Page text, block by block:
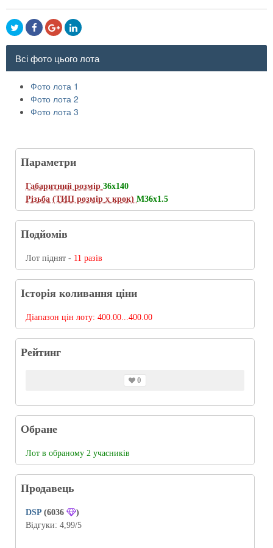
Всі фото цього лота
Фото лота 1
Фото лота 2
Фото лота 3
Параметри
Габаритний розмір 36х140
Різьба (ТИП розмір х крок) M36x1.5
Подйомів
Лот піднят - 11 разів
Історія коливання ціни
Діапазон цін лоту: 400.00...400.00
Рейтинг
0
Обране
Лот в обраному 2 учасників
Продавець
DSP (6036
)
Відгуки: 4,99/5